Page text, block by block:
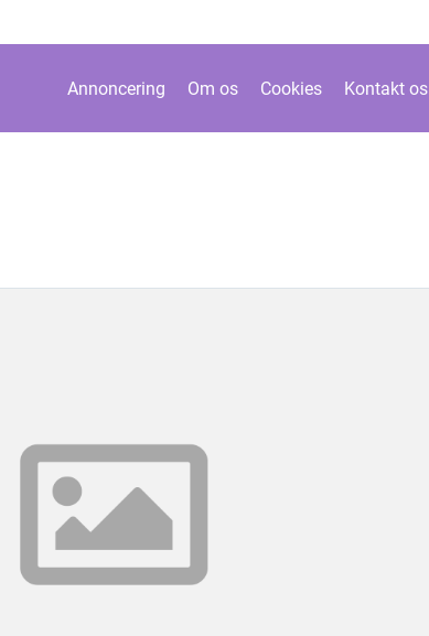
Annoncering Om os Cookies Kontakt os